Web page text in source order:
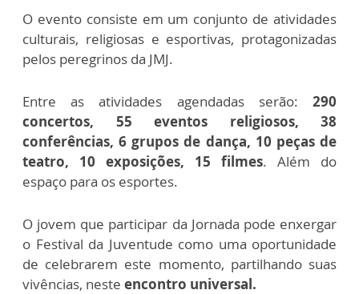
O evento consiste em um conjunto de atividades
culturais, religiosas e esportivas, protagonizadas
pelos peregrinos da JMJ.
Entre as atividades agendadas serão: 290
concertos, 55 eventos religiosos, 38
conferências, 6 grupos de dança, 10 peças de
teatro, 10 exposições, 15 filmes. Além do
espaço para os esportes.
O jovem que participar da Jornada pode enxergar
o Festival da Juventude como uma oportunidade
de celebrarem este momento, partilhando suas
vivências, neste encontro universal.